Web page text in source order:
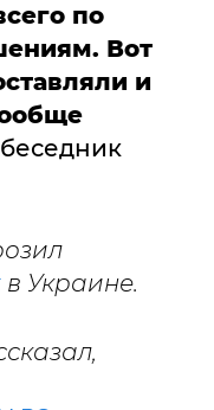
по
Вот
и
в Украине.